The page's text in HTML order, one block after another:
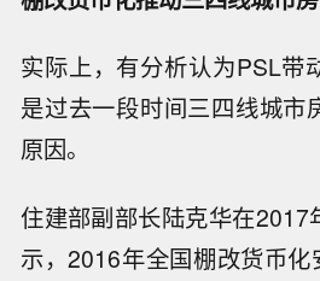
实际上，有分析认为PSL带
是过去一段时间三四线城市
原因。
住建部副部长陆克华在2017
示，2016年全国棚改货币化